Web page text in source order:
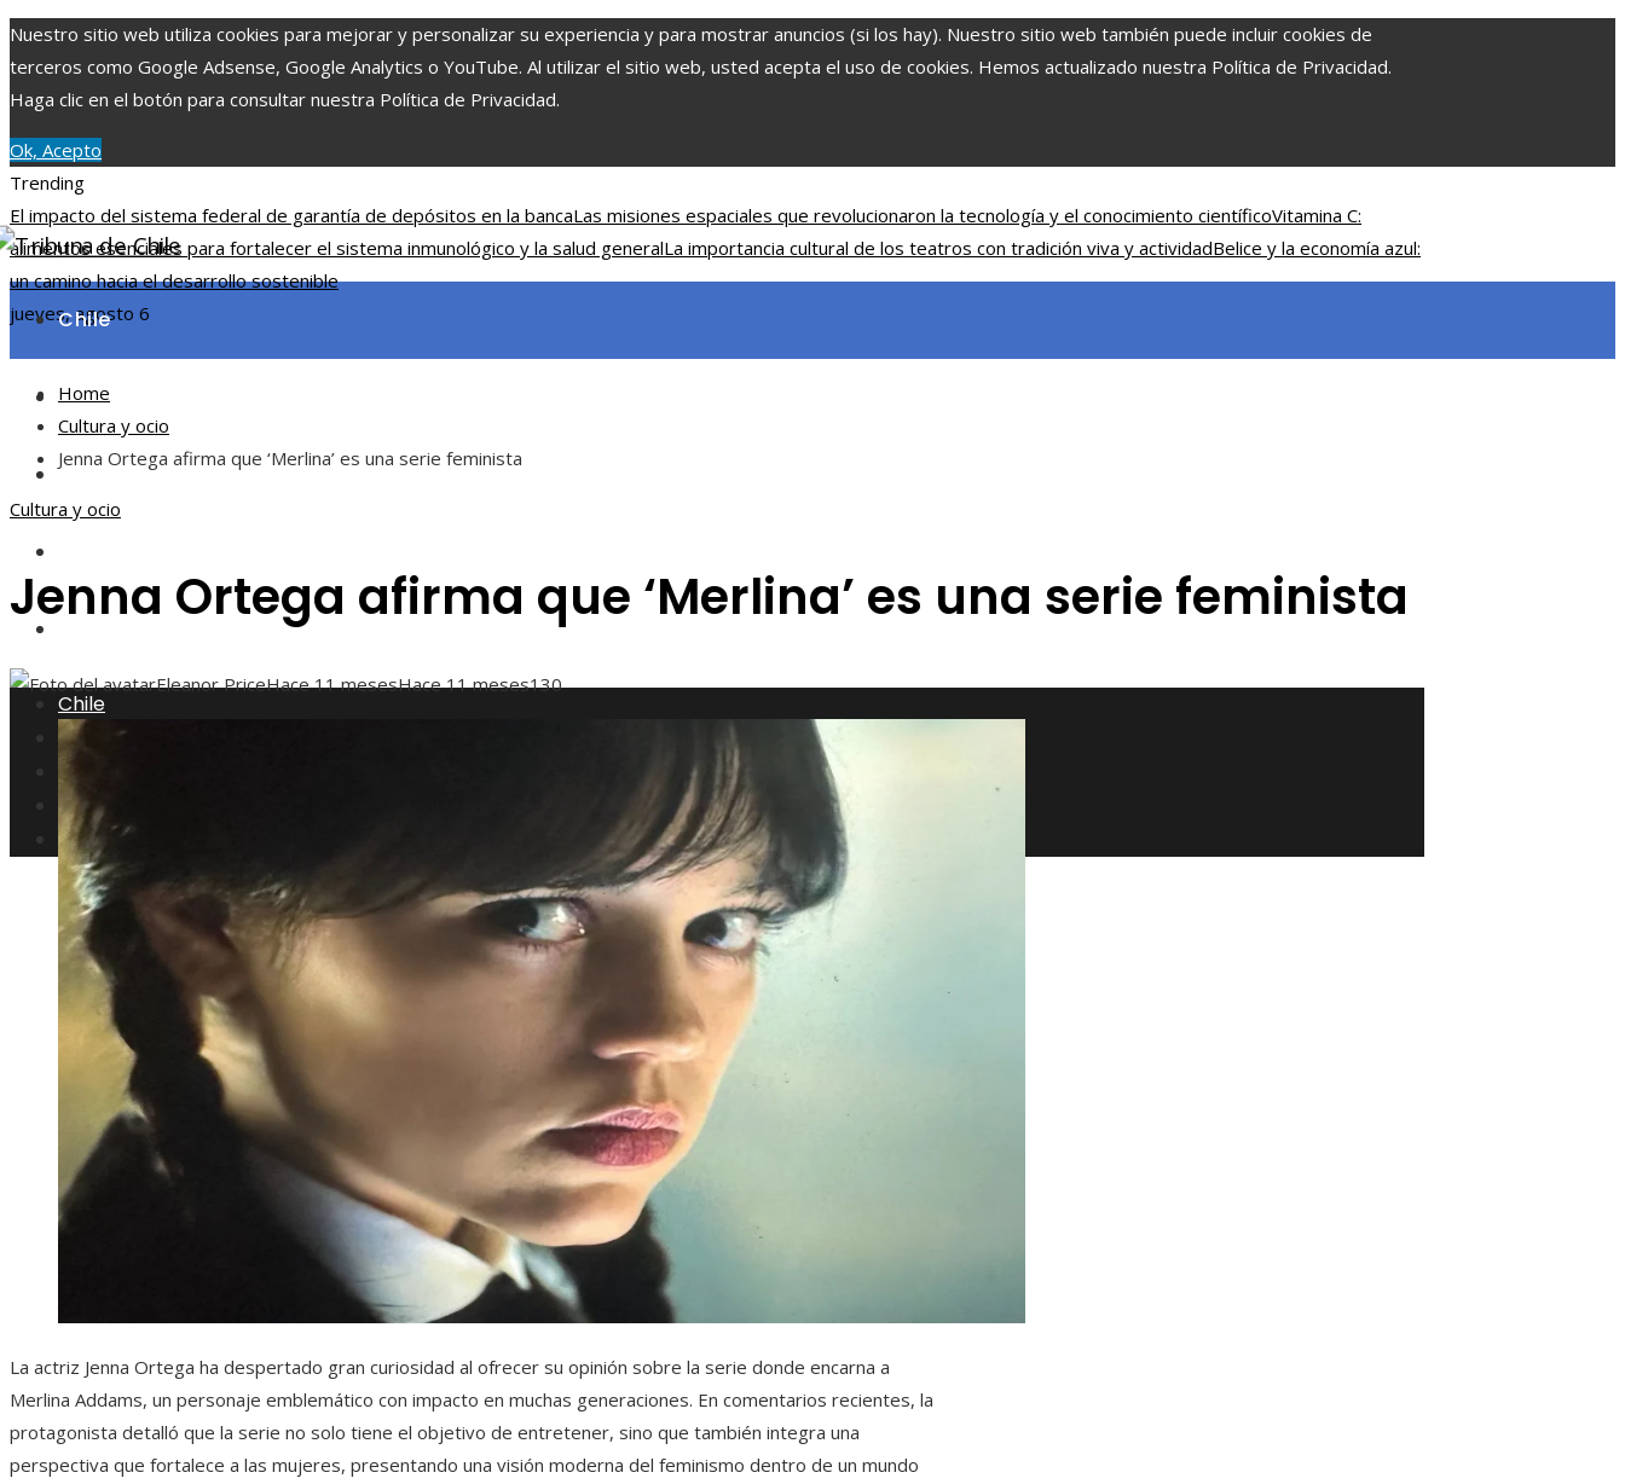
Nuestro sitio web utiliza cookies para mejorar y personalizar su experiencia y para mostrar anuncios (si los hay). Nuestro sitio web también puede incluir cookies de
terceros como Google Adsense, Google Analytics o YouTube. Al utilizar el sitio web, usted acepta el uso de cookies. Hemos actualizado nuestra Política de Privacidad.
Haga clic en el botón para consultar nuestra Política de Privacidad.
Ok, Acepto
Trending
El impacto del sistema federal de garantía de depósitos en la bancaLas misiones espaciales que revolucionaron la tecnología y el conocimiento científicoVitamina C:
alimentos esenciales para fortalecer el sistema inmunológico y la salud generalLa importancia cultural de los teatros con tradición viva y actividadBelice y la economía azul:
un camino hacia el desarrollo sostenible
jueves, agosto 6
Chile
Ciencia y tecnología
Cultura y ocio
Inversiones y negocios
Chile
Ciencia y tecnología
Cultura y ocio
Responsabilidad social
Inversiones y negocios
Home
Cultura y ocio
Jenna Ortega afirma que ‘Merlina’ es una serie feminista
Cultura y ocio
Jenna Ortega afirma que ‘Merlina’ es una serie feminista
Eleanor PriceHace 11 mesesHace 11 meses130
La actriz Jenna Ortega ha despertado gran curiosidad al ofrecer su opinión sobre la serie donde encarna a
Merlina Addams, un personaje emblemático con impacto en muchas generaciones. En comentarios recientes, la
protagonista detalló que la serie no solo tiene el objetivo de entretener, sino que también integra una
perspectiva que fortalece a las mujeres, presentando una visión moderna del feminismo dentro de un mundo